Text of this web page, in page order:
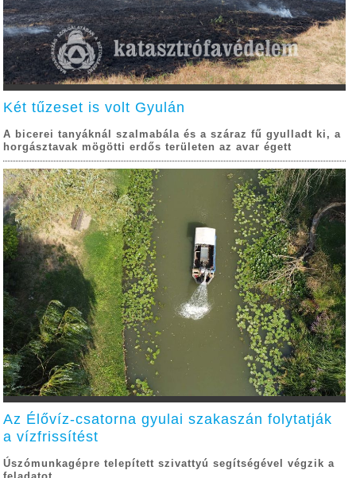
Két tűzeset is volt Gyulán
A bicerei tanyáknál szalmabála és a száraz fű gyulladt ki, a
horgásztavak mögötti erdős területen az avar égett
Az Élővíz-csatorna gyulai szakaszán folytatják
a vízfrissítést
Úszómunkagépre telepített szivattyú segítségével végzik a